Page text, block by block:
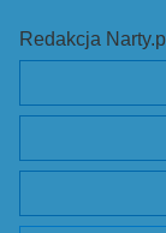
Redakcja Narty.pl